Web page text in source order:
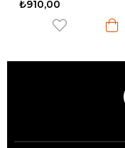
₺910,00